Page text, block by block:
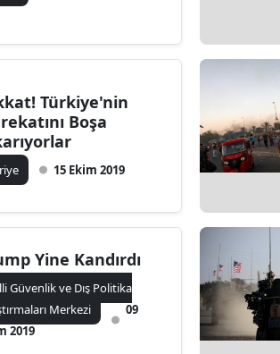
Türkiye'nin
Boşa
15 Ekim 2019
Yine Kandırdı
Güvenlik ve Dış Politika
Merkezi
09
2019